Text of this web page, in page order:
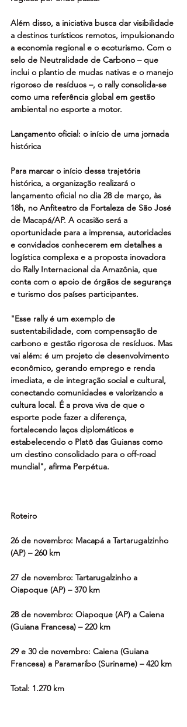
Além disso, a iniciativa busca dar visibilidade
a destinos turísticos remotos, impulsionando
a economia regional e o ecoturismo. Com o
selo de Neutralidade de Carbono – que
inclui o plantio de mudas nativas e o manejo
rigoroso de resíduos –, o rally consolida-se
como uma referência global em gestão
ambiental no esporte a motor.
Lançamento oficial: o início de uma jornada
histórica
Para marcar o início dessa trajetória
histórica, a organização realizará o
lançamento oficial no dia 28 de março, às
18h, no Anfiteatro da Fortaleza de São José
de Macapá/AP. A ocasião será a
oportunidade para a imprensa, autoridades
e convidados conhecerem em detalhes a
logística complexa e a proposta inovadora
do Rally Internacional da Amazônia, que
conta com o apoio de órgãos de segurança
e turismo dos países participantes.
"Esse rally é um exemplo de
sustentabilidade, com compensação de
carbono e gestão rigorosa de resíduos. Mas
vai além: é um projeto de desenvolvimento
econômico, gerando emprego e renda
imediata, e de integração social e cultural,
conectando comunidades e valorizando a
cultura local. É a prova viva de que o
esporte pode fazer a diferença,
fortalecendo laços diplomáticos e
estabelecendo o Platô das Guianas como
um destino consolidado para o off-road
mundial", afirma Perpétua.
Roteiro
26 de novembro: Macapá a Tartarugalzinho
(AP) – 260 km
27 de novembro: Tartarugalzinho a
Oiapoque (AP) – 370 km
28 de novembro: Oiapoque (AP) a Caiena
(Guiana Francesa) – 220 km
29 e 30 de novembro: Caiena (Guiana
Francesa) a Paramaribo (Suriname) – 420 km
Total: 1.270 km